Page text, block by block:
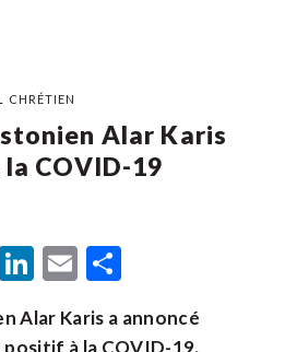
CHRÉTIEN
Alar Karis
COVID-19
Telegram
LinkedIn
Email
Alar Karis a annoncé
à la COVID-19.